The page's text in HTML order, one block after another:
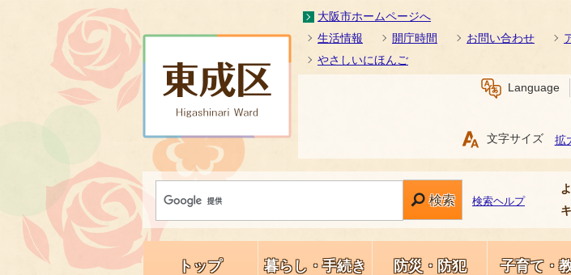
大阪市ホームページへ
生活情報
開庁時間 お問い合わせ
やさしいにほんご
Language
文字サイズ 拡
検索 検索ヘルプ
トップ 暮らし・手続き 防災・防犯 子育て・